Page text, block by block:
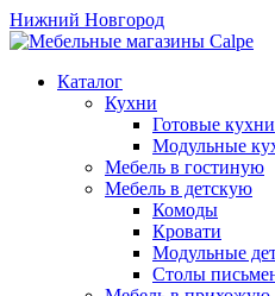
Нижний Новгород
Каталог
Кухни
Готовые кухни
Модульные
Мебель в гостиную
Мебель в детскую
Комоды
Кровати
Модульные
Столы